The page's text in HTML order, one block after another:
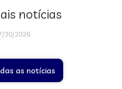
notícias
30/2026
as notícias